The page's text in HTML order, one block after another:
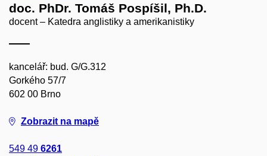
doc. PhDr. Tomáš Pospíšil, Ph.D.
docent – Katedra anglistiky a amerikanistiky
kancelář: bud. G/G.312
Gorkého 57/7
602 00 Brno
Zobrazit na mapě
549 49 6261